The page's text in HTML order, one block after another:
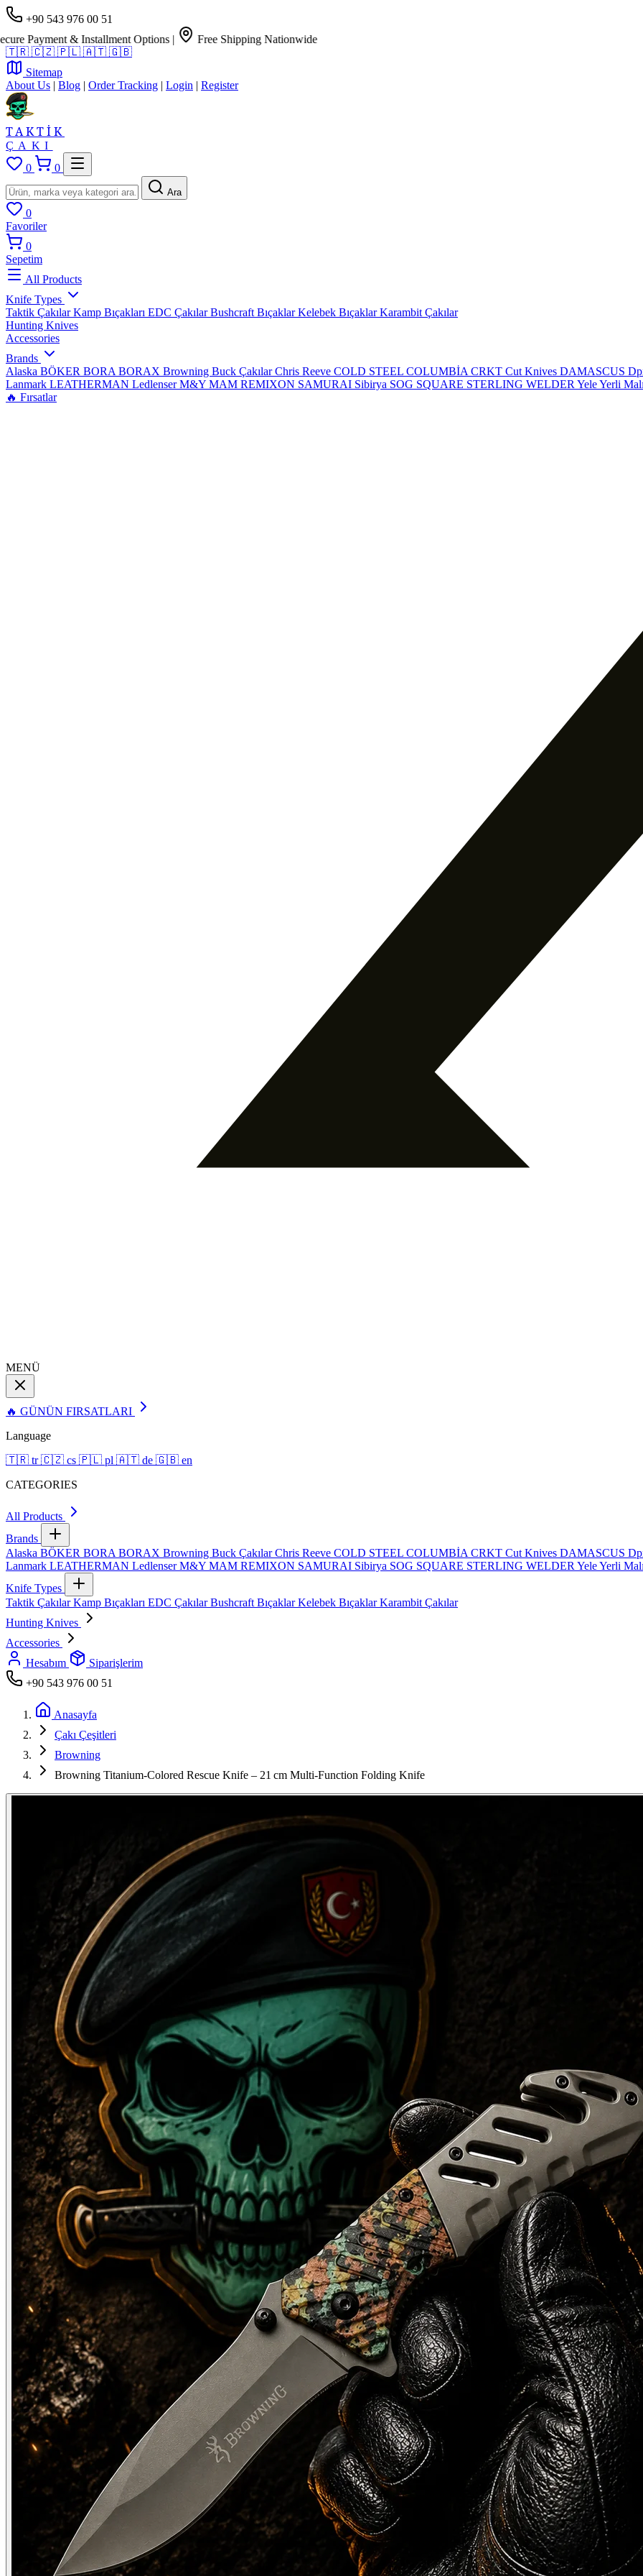
+90 543 976 00 51
& Installment Options |
Free Shipping Nationwide
🇹🇷 🇨🇿 🇵🇱 🇦🇹 🇬🇧
Sitemap
About Us | Blog | Order Tracking | Login | Register
TAKTİK
ÇAKI
0
0
Ara
0
Favoriler
0
Sepetim
All Products
Knife Types
Taktik ÇakılarKamp Bıçakları EDC ÇakılarBushcraft BıçaklarKelebek BıçaklarKarambit Çakılar
Hunting Knives
Accessories
Brands
Alaska BÖKER BORA BORAX Browning Buck ÇakılarChris Reeve COLD STEEL COLUMBİA CRKT Cut Knives DAMASCUS
Lanmark LEATHERMAN LedlenserM&Y MAM REMIXON SAMURAI Sibirya SOG SQUARE STERLING WELDER YeleYerli
🔥 Fırsatlar
MENÜ
🔥 GÜNÜN FIRSATLARI
Language
🇹🇷 tr 🇨🇿 cs 🇵🇱 pl 🇦🇹 de 🇬🇧 en
CATEGORIES
All Products
Brands
Alaska BÖKER BORA BORAX Browning Buck ÇakılarChris Reeve COLD STEEL COLUMBİA CRKT Cut Knives DAMASCUS
Lanmark LEATHERMAN LedlenserM&Y MAM REMIXON SAMURAI Sibirya SOG SQUARE STERLING WELDER YeleYerli
Knife Types
Taktik ÇakılarKamp Bıçakları EDC ÇakılarBushcraft BıçaklarKelebek BıçaklarKarambit Çakılar
Hunting Knives
Accessories
Hesabım
Siparişlerim
+90 543 976 00 51
Anasayfa
Çakı Çeşitleri
Browning
Browning Titanium‑Colored Rescue Knife – 21 cm Multi‑Function Folding Knife